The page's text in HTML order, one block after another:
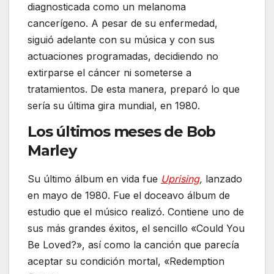
diagnosticada como un melanoma
cancerígeno. A pesar de su enfermedad,
siguió adelante con su música y con sus
actuaciones programadas, decidiendo no
extirparse el cáncer ni someterse a
tratamientos. De esta manera, preparó lo que
sería su última gira mundial, en 1980.
Los últimos meses de Bob
Marley
Su último álbum en vida fue Uprising, lanzado
en mayo de 1980. Fue el doceavo álbum de
estudio que el músico realizó. Contiene uno de
sus más grandes éxitos, el sencillo «Could You
Be Loved?», así como la canción que parecía
aceptar su condición mortal, «Redemption